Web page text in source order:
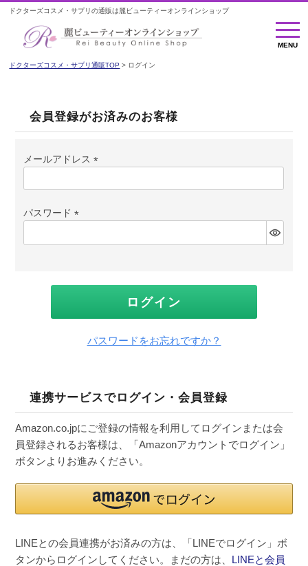
ドクターズコスメ・サプリの通販は麗ビューティーオンラインショップ
MENU
MENU
ドクターズコスメ・サプリ通販TOP ログイン
会員登録がお済みのお客様
メールアドレス
須)
パスワード
須)
ログイン
パスワードをお忘れですか？
連携サービスでログイン・会員登録
Amazon.co.jpにご登録の情報を利用してログインまたは会
員登録されるお客様は、「Amazonアカウントでログイン」
ボタンよりお進みください。
LINEとの会員連携がお済みの方は、「LINEでログイン」ボ
タンからログインしてください。まだの方は、 LINEと会員